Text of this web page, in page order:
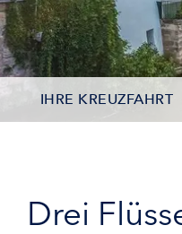
IHRE KREUZFAHRT
Drei